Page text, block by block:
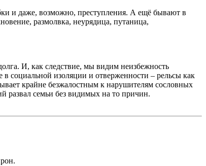
и даже, возможно, преступления. А ещё бывают в
размолвка, неурядица, путаница,
И, как следствие, мы видим неизбежность
социальной изоляции и отверженности – рельсы как
крайне безжалостным к нарушителям сословных
развал семьи без видимых на то причин.